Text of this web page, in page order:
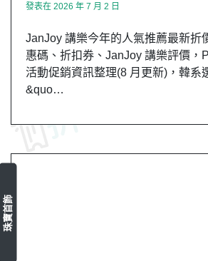
發表在 2026 年 7 月 2 日
JanJoy 講樂今年的人氣推薦最新折
惠碼、折扣券、JanJoy 講樂評價，
活動促銷資訊整理(8 月更新)，韓系
&quo…
珠寶首飾